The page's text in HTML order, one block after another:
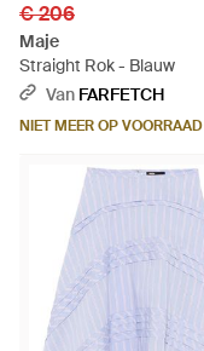
€ 206
Maje
Straight Rok - Blauw
Van FARFETCH
NIET MEER OP VOORRAAD